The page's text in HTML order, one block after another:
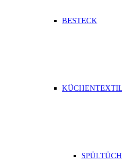
BESTECK